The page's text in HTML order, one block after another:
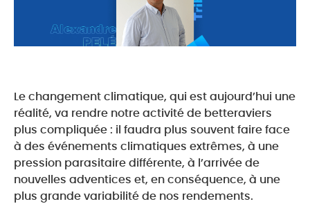
Le changement climatique, qui est aujourd’hui une
réalité, va rendre notre activité de betteraviers
plus compliquée : il faudra plus souvent faire face
à des événements climatiques extrêmes, à une
pression parasitaire différente, à l’arrivée de
nouvelles adventices et, en conséquence, à une
plus grande variabilité de nos rendements.